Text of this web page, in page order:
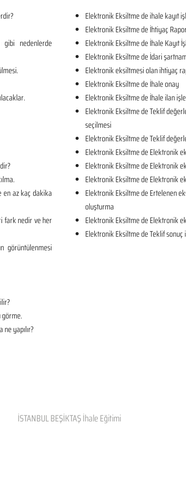
gibi nedenlerde
en az kaç dakika
fark nedir ve her
görüntülenmesi
yapılır?
Elektronik Eksiltme de ihale kayıt
Elektronik Eksiltme de İhtiyaç
Elektronik Eksiltme de İhale Kayıt
Elektronik Eksiltme de İdari
Elektronik eksiltmesi olan ihtiyaç
Elektronik Eksiltme de İhale onay
Elektronik Eksiltme de İhale ilan
Elektronik Eksiltme de Teklif
seçilmesi
Elektronik Eksiltme de Teklif
Elektronik Eksiltme de Elektronik
Elektronik Eksiltme de Elektronik
Elektronik Eksiltme de Elektronik
Elektronik Eksiltme de Ertelenen
oluşturma
Elektronik Eksiltme de Elektronik
Elektronik Eksiltme de Teklif
İSTANBUL BEŞİKTAŞ İhale Eğitimi